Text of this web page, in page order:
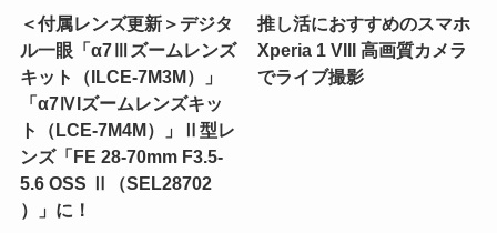
＜付属レンズ更新＞デジタ
ル一眼「α7Ⅲズームレンズ
キット（ILCE-7M3M）」
「α7ⅣIズームレンズキッ
ト（LCE-7M4M）」Ⅱ型レ
ンズ「FE 28-70mm F3.5-
5.6 OSS Ⅱ（SEL28702
）」に！
推し活におすすめのスマホ
Xperia 1 VIII 高画質カメラ
でライブ撮影